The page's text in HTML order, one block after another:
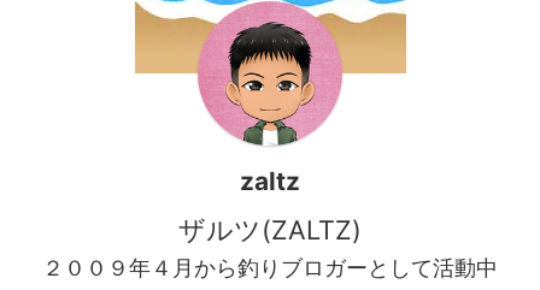
zaltz
ザルツ(ZALTZ)
２００９年４月から釣りブロガーとして活動中